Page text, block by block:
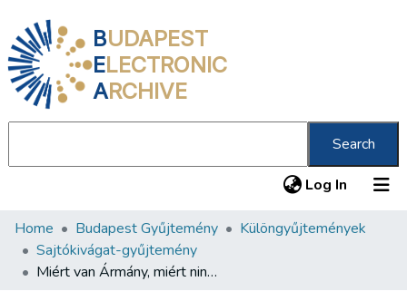
BUDAPEST
ELECTRONIC
ARCHIVE
Search
Log In (current)
Communities & Collections
All of DSpace
Home Budapest Gyűjtemény
Különgyűjtemények
Sajtókivágat-gyűjtemény
Miért van Ármány, miért nincs Szerelem?